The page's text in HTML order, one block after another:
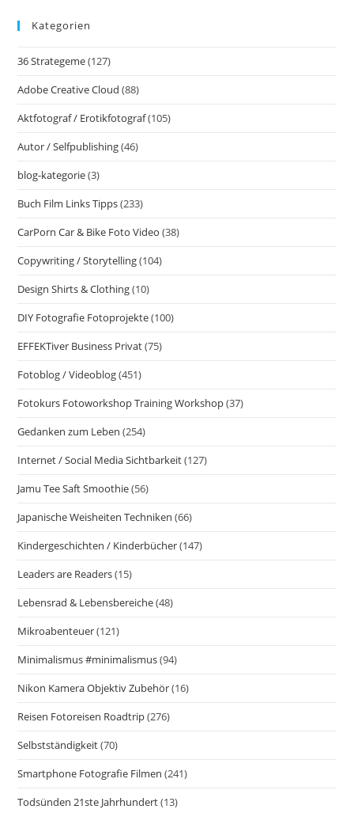
Zauberwaldes
Kategorien
36 Strategeme(127)
Adobe Creative Cloud (88)
Aktfotograf / Erotikfotograf(105)
Autor / Selfpublishing(46)
blog-kategorie(3)
Buch Film Links Tipps(233)
CarPorn Car & Bike Foto Video (38)
Copywriting / Storytelling(104)
Design Shirts & Clothing(10)
DIY Fotografie Fotoprojekte(100)
EFFEKTiver Business Privat(75)
Fotoblog / Videoblog(451)
Fotokurs Fotoworkshop Training Workshop(37)
Gedanken zum Leben (254)
Internet / Social Media Sichtbarkeit(127)
Jamu Tee Saft Smoothie(56)
Japanische Weisheiten Techniken (66)
Kindergeschichten / Kinderbücher(147)
Leaders are Readers(15)
Lebensrad & Lebensbereiche(48)
Mikroabenteuer(121)
Minimalismus #minimalismus(94)
Nikon Kamera Objektiv Zubehör(16)
Reisen Fotoreisen Roadtrip(276)
Selbstständigkeit(70)
Smartphone Fotografie Filmen (241)
Todsünden 21ste Jahrhundert(13)